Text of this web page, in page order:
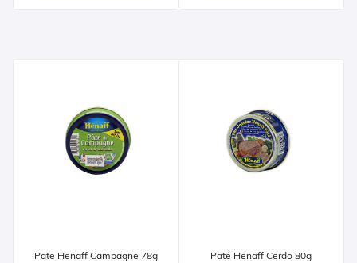
Pate Henaff Campagne 78g Paté Henaff Cerdo 80g